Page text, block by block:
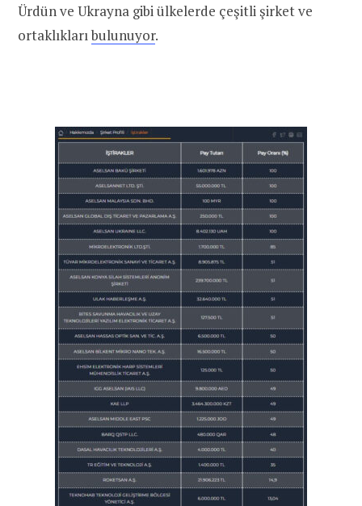
Ürdün ve Ukrayna gibi ülkelerde çeşitli şirket ve
ortaklıklarıbulunuyor.